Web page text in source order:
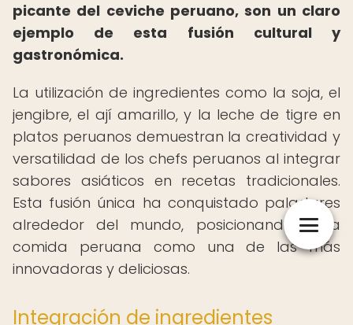
picante del ceviche peruano, son un claro
ejemplo de esta fusión cultural y
gastronómica.
La utilización de ingredientes como la soja, el
jengibre, el ají amarillo, y la leche de tigre en
platos peruanos demuestran la creatividad y
versatilidad de los chefs peruanos al integrar
sabores asiáticos en recetas tradicionales.
Esta fusión única ha conquistado paladares
alrededor del mundo, posicionando a la
comida peruana como una de las más
innovadoras y deliciosas.
Integración de ingredientes